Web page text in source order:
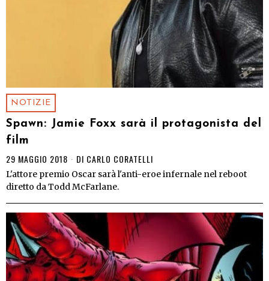
NOTIZIE
Spawn: Jamie Foxx sarà il protagonista del
film
29 MAGGIO 2018 DI CARLO CORATELLI
L'attore premio Oscar sarà l'anti-eroe infernale nel reboot
diretto da Todd McFarlane.